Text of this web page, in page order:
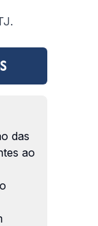
.
das
ao